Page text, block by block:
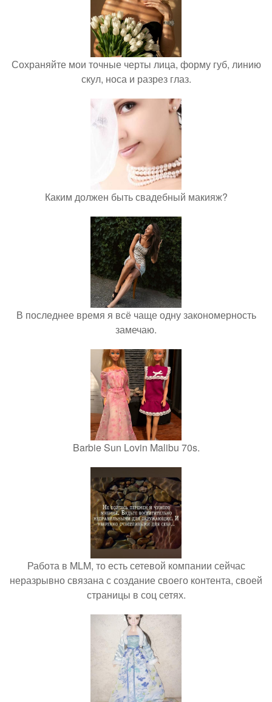
Сохраняйте мои точные черты лица, форму губ, линию
скул, носа и разрез глаз.
Каким должен быть свадебный макияж?
В последнее время я всё чаще одну закономерность
замечаю.
Barbie Sun Lovin Malibu 70s.
Работа в MLM, то есть сетевой компании сейчас
неразрывно связана с создание своего контента, своей
страницы в соц сетях.